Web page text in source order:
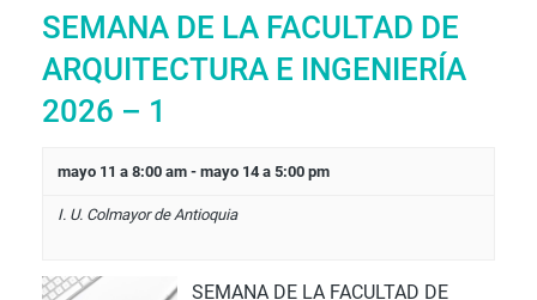
SEMANA DE LA FACULTAD DE
ARQUITECTURA E INGENIERÍA
2026 – 1
mayo 11 a 8:00 am - mayo 14 a 5:00 pm
I. U. Colmayor de Antioquia
SEMANA DE LA FACULTAD DE